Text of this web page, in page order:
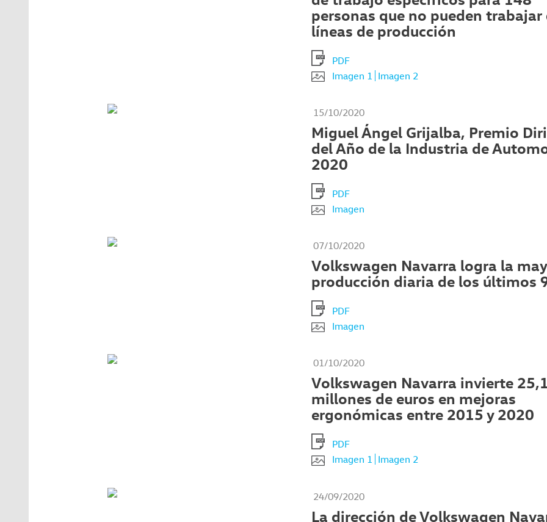
personas que no pueden trabajar
líneas de producción
PDF
Imagen 1
Imagen 2
15/10/2020
Miguel Ángel Grijalba, Premio
del Año de la Industria de
2020
PDF
Imagen
07/10/2020
Volkswagen Navarra logra la
producción diaria de los últimos
PDF
Imagen
01/10/2020
Volkswagen Navarra invierte 25,1
millones de euros en mejoras
ergonómicas entre 2015 y 2020
PDF
Imagen 1 Imagen 2
24/09/2020
La dirección de Volkswagen